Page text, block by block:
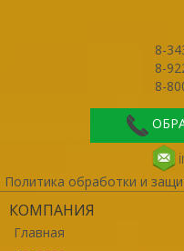
8-
8-
8-
Политика обработки и
КОМПАНИЯ
Главная